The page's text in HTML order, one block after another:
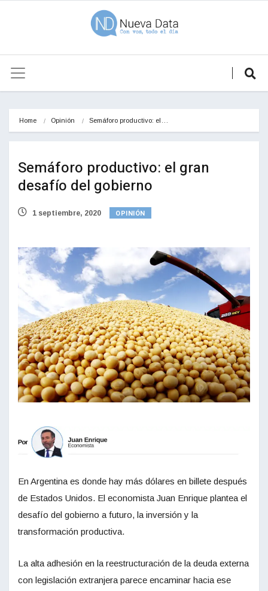
Home Opinión Semáforo productivo: el…
Semáforo productivo: el gran
desafío del gobierno
1 septiembre, 2020 OPINIÓN
En Argentina es donde hay más dólares en billete después
de Estados Unidos. El economista Juan Enrique plantea el
desafío del gobierno a futuro, la inversión y la
transformación productiva.
La alta adhesión en la reestructuración de la deuda externa
con legislación extranjera parece encaminar hacia ese